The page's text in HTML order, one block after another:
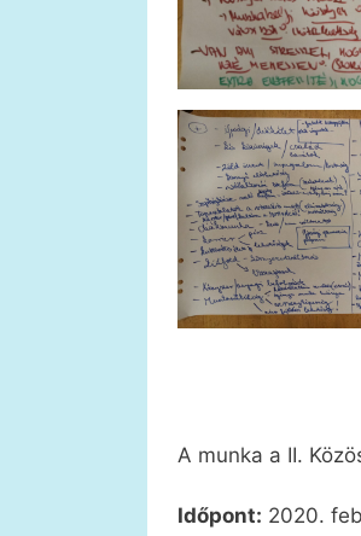
A munka a II.
Időpont: 2020.